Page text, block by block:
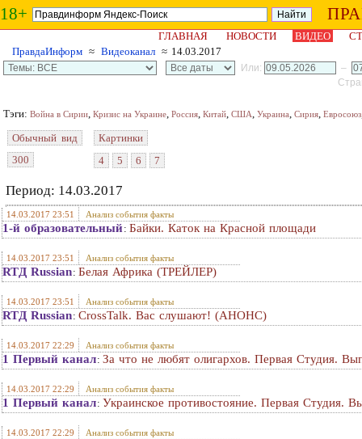
18+
ГЛАВНАЯ НОВОСТИ ВИДЕО
ПравдаИнформ ≈ Видеоканал ≈ 14.03.2017
Или:
–
Тэги: Война в Сирии, Кризис на Украине, Россия, Китай, США, Украина, Сирия, Евросоюз
Обычный вид
300
Картинки
4
5 6 7
Период: 14.03.2017
14.03.2017 23:51 Анализ события факты
1-й образовательный: Байки. Каток на Красной площади
14.03.2017 23:51 Анализ события факты
RTД Russian: Белая Африка (ТРЕЙЛЕР)
14.03.2017 23:51 Анализ события факты
RTД Russian: CrossTalk. Вас слушают! (АНОНС)
14.03.2017 22:29 Анализ события факты
1 Первый канал: За что не любят олигархов. Первая Студия.
14.03.2017 22:29 Анализ события факты
1 Первый канал: Украинское противостояние. Первая Студия.
14.03.2017 22:29 Анализ события факты